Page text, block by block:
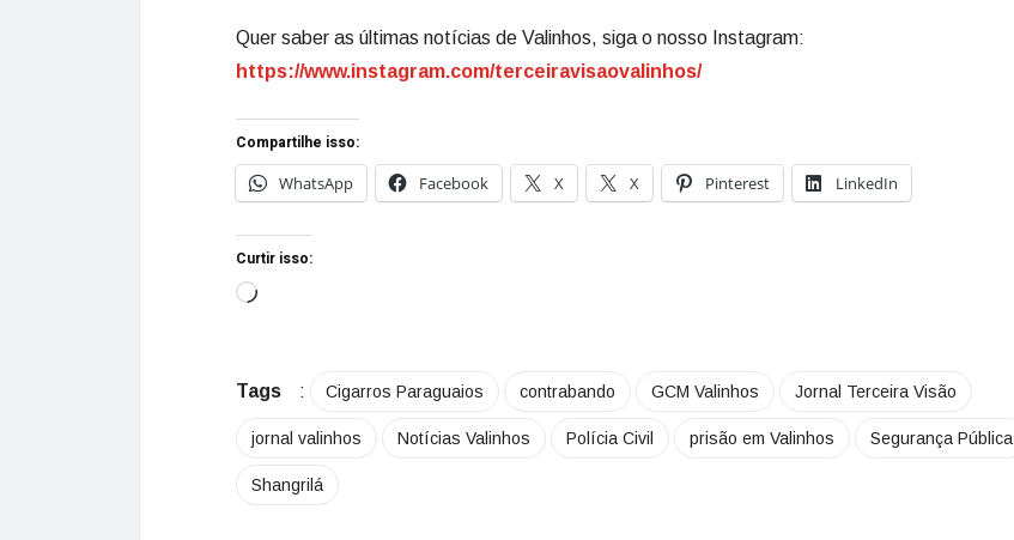
Quer saber as últimas notícias de Valinhos, siga o nosso Instagram:
https://www.instagram.com/terceiravisaovalinhos/
Compartilhe isso:
WhatsApp
Facebook X X Pinterest LinkedIn
Curtir isso:
Tags : Cigarros Paraguaios contrabando GCM Valinhos Jornal Terceira Visão
jornal valinhos Notícias Valinhos Polícia Civil prisão em Valinhos Segurança Pública
Shangrilá